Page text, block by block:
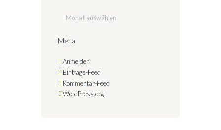
Meta
Anmelden
Eintrags-Feed
Kommentar-Feed
WordPress.org